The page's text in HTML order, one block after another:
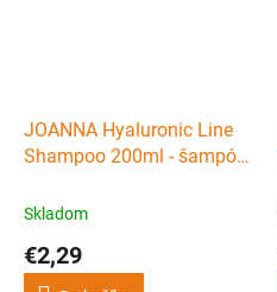
JOANNA Hyaluronic Line
Shampoo 200ml - šampón
hyalurónovou
Skladom
€2,29